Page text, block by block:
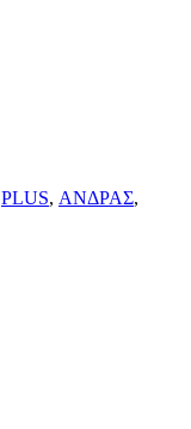
PLUS, ΑΝΔΡΑΣ,